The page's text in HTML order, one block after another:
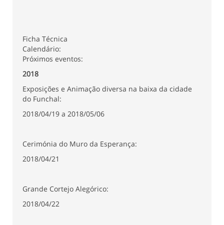
Ficha Técnica
Calendário:
Próximos eventos:
2018
Exposições e Animação diversa na baixa da cidade
do Funchal:
2018/04/19 a 2018/05/06
Cerimónia do Muro da Esperança:
2018/04/21
Grande Cortejo Alegórico:
2018/04/22